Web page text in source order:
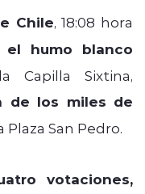
Chile, 18:08 hora
humo blanco
Capilla Sixtina,
de los miles de
San Pedro.
votaciones,